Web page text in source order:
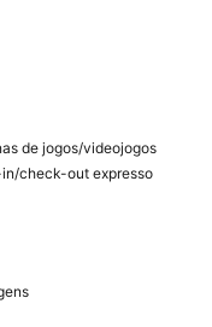
de jogos/videojogos
check-out expresso